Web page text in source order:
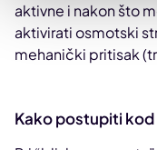
aktivne i nakon što
aktivirati osmotski
mehanički pritisak
Kako postupiti